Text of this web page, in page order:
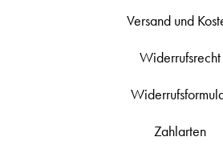
Versand und
Widerrufsrecht
Zahlarten